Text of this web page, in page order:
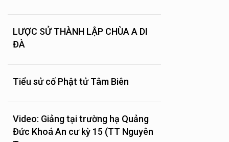
LƯỢC SỬ THÀNH LẬP CHÙA A DI
ĐÀ
Tiểu sử cố Phật tử Tâm Biên
Video: Giảng tại trường hạ Quảng
Đức Khoá An cư kỳ 15 (TT Nguyên